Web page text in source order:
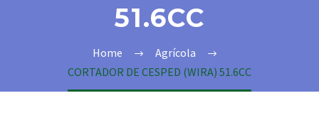
51.6CC
Home
Agrícola
CORTADOR DE CESPED (WIRA) 51.6CC